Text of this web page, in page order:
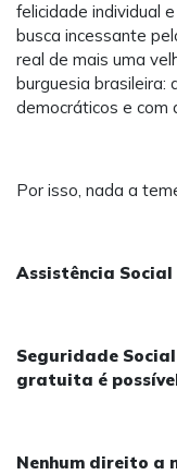
felicidade individual
busca incessante
real de mais uma
burguesia brasileira:
democráticos e com
Por isso, nada a
Assistência
Seguridade
gratuita é
Nenhum direito a